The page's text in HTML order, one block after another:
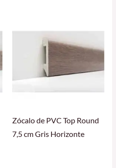
Zócalo de PVC Top Round
7,5 cm Gris Horizonte